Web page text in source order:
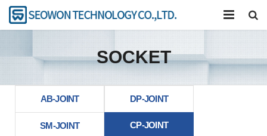
产品介绍
卡压工具
研究开发
SOCKET
AB-JOINT DP-JOINT
SM-JOINT CP-JOINT